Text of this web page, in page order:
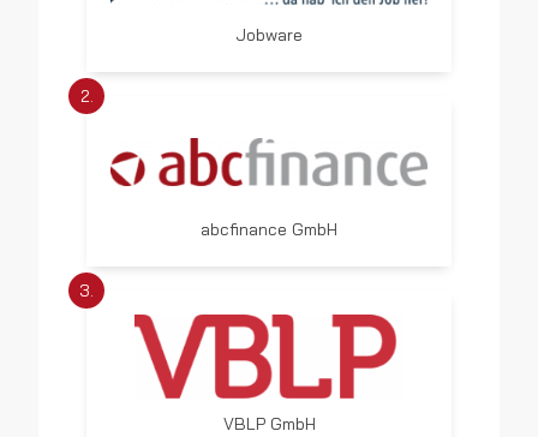
Jobware
2.
abcfinance GmbH
3.
VBLP GmbH